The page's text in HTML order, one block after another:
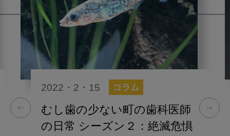
2022・2・15 コラム
むし歯の少ない町の歯科医師
の日常 シーズン２：絶滅危惧